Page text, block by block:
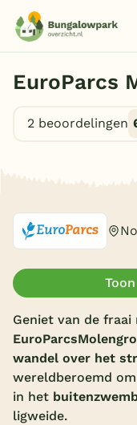
EuroParcs
2 beoordelingen
Geniet van de
EuroParcs
wandel over het
wereldberoemd
in het
ligweide.